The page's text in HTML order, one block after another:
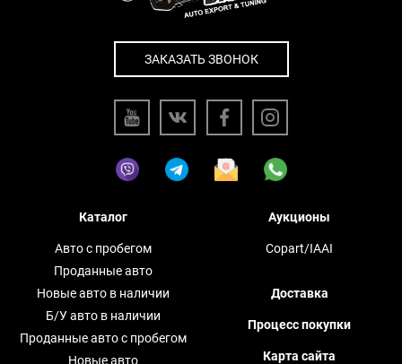
ЗАКАЗАТЬ ЗВОНОК
Каталог
Авто с пробегом
Проданные авто
Новые авто в наличии
Б/У авто в наличии
Проданные авто с пробегом
Новые авто
Аукционы
Copart/IAAI
Доставка
Процесс покупки
Карта сайта